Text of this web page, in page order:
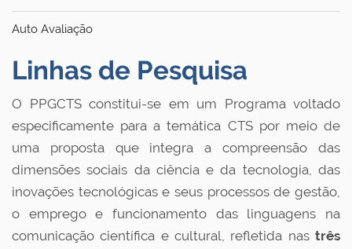
Auto Avaliação
Linhas de Pesquisa
O PPGCTS constitui-se em um Programa voltado
especificamente para a temática CTS por meio de
uma proposta que integra a compreensão das
dimensões sociais da ciência e da tecnologia, das
inovações tecnológicas e seus processos de gestão,
o emprego e funcionamento das linguagens na
comunicação científica e cultural, refletida nas três